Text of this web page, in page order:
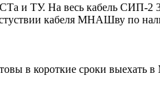
и ТУ. На весь кабель СИП-2
кабеля МНАШву по
в короткие сроки выехать